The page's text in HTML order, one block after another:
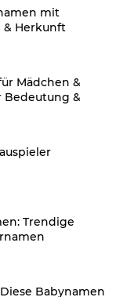
mit
Herkunft
Mädchen &
&
Trendige
Babynamen